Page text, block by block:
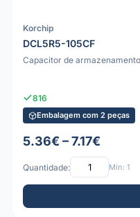
Korchip
DCL5R5-105CF
Capacitor de
816
Embalagem com 2 peças
5.36€ – 7.17€
Quantidade: Mín: 1